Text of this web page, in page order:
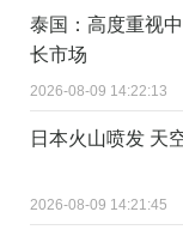
泰国：高度重视
长市场
2026-08-09 14:22:13
日本火山喷发 天
2026-08-09 14:21:45